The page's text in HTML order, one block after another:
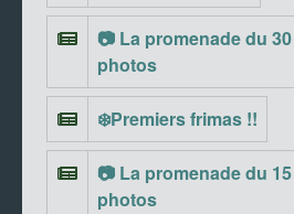
📷 La promenade du
photos
❄️Premiers frimas !!
📷 La promenade du
photos